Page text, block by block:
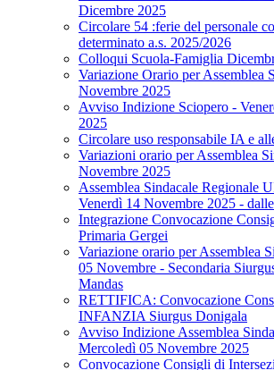
Dicembre 2025
Circolare 54 :ferie del personale
determinato a.s. 2025/2026
Colloqui Scuola-Famiglia
Variazione Orario per Assemblea
Novembre 2025
Avviso Indizione Sciopero -
2025
Circolare uso responsabile IA e
Variazioni orario per Assemblea
Novembre 2025
Assemblea Sindacale Regionale
Venerdì 14 Novembre 2025 -
Integrazione Convocazione
Primaria Gergei
Variazione orario per Assemblea
05 Novembre - Secondaria
Mandas
RETTIFICA: Convocazione
INFANZIA Siurgus Donigala
Avviso Indizione Assemblea
Mercoledì 05 Novembre 2025
Convocazione Consigli di